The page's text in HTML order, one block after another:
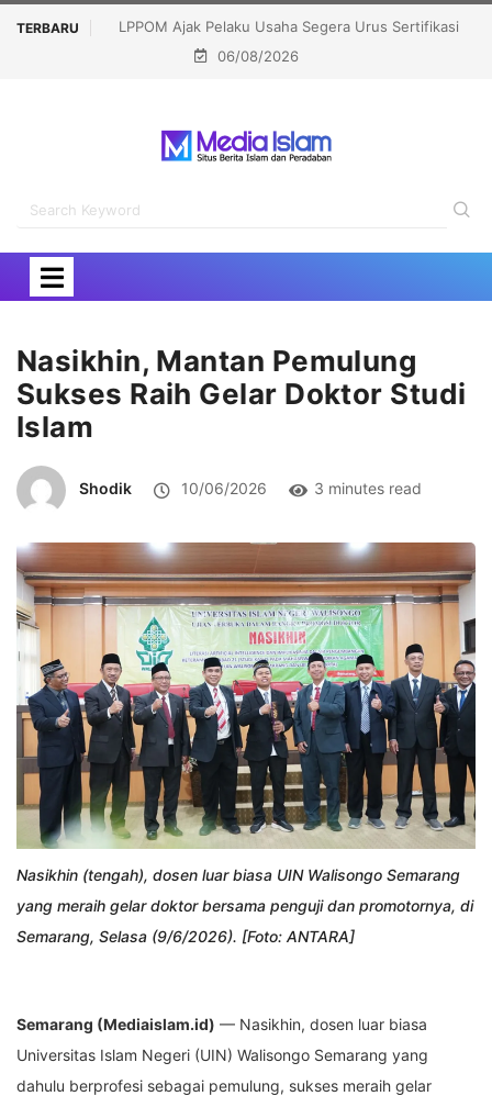
TERBARU
Sertifikasi
Muslim Family Expo 2026 Bidik 12 Ribu Pengunjung,
Hadirkan Bazar Halal hingga Kajian Nasional
06/08/2026
Nasikhin, Mantan Pemulung
Sukses Raih Gelar Doktor Studi
Islam
Shodik 10/06/2026 3 minutes read
Nasikhin (tengah), dosen luar biasa UIN Walisongo Semarang
yang meraih gelar doktor bersama penguji dan promotornya, di
Semarang, Selasa (9/6/2026). [Foto: ANTARA]
Semarang (Mediaislam.id) — Nasikhin, dosen luar biasa
Universitas Islam Negeri (UIN) Walisongo Semarang yang
dahulu berprofesi sebagai pemulung, sukses meraih gelar